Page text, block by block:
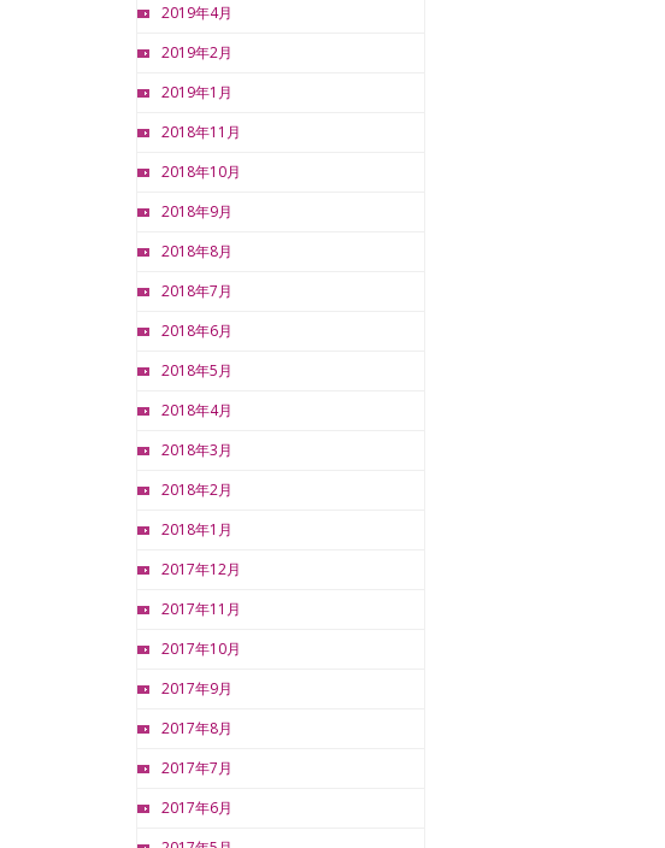
2019年4月
2019年2月
2019年1月
2018年11月
2018年10月
2018年9月
2018年8月
2018年7月
2018年6月
2018年5月
2018年4月
2018年3月
2018年2月
2018年1月
2017年12月
2017年11月
2017年10月
2017年9月
2017年8月
2017年7月
2017年6月